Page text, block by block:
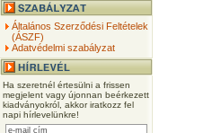
Általános Szerződési Feltételek
(ÁSZF)
Adatvédelmi szabályzat
Ha szeretnél értesülni a frissen
megjelent vagy újonnan beérkezett
kiadványokról, akkor iratkozz fel
napi hírlevelünkre!